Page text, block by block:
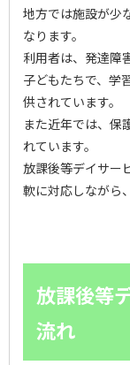
地方では施設が少
なります。
利用者は、発達障
子どもたちで、学
供されています。
また近年では、保
れています。
放課後等デイサー
軟に対応しながら
放課後等
流れ